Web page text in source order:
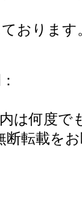
おります
は何度で
断転載を